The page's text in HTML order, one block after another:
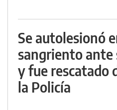
Se autolesionó
sangriento ante
y fue rescatado
la Policía